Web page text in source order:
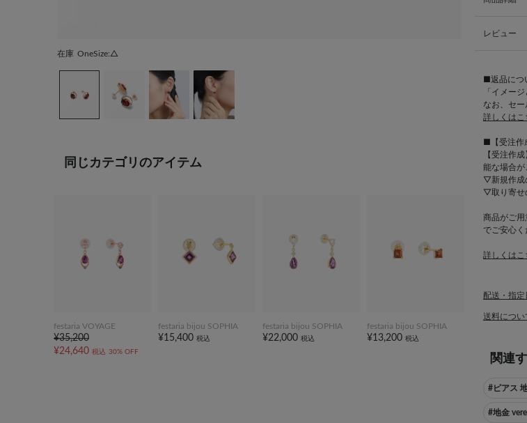
在庫 OneSize:△
同じカテゴリのアイテム
festaria VOYAGE
¥35,200
¥24,640 税込 30% OFF
festaria bijou SOPHIA
¥15,400 税込
festaria bijou SOPHIA
¥22,000 税込
festaria bijou SOPHIA
¥13,200 税込
レビュー
■返品につ
「イメー
なお、セー
詳しくはこ
■【受注作
【受注作
能な場合が
▽新規作成
▽取り寄せ
商品がご
でご安心く
詳しくはこ
配送・指定
送料につい
関連
#ピアス
#地金